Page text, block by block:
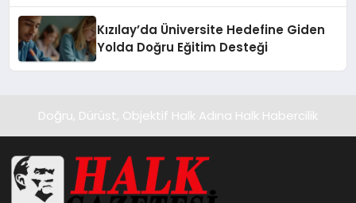
Kızılay’da Üniversite Hedefine Giden
Yolda Doğru Eğitim Desteği
Doğru, Dürüst, Objektif Halk Adına Halk Habercilik